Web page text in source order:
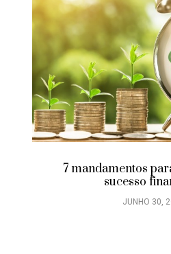
7 mandamentos
sucesso
JUNHO 30,